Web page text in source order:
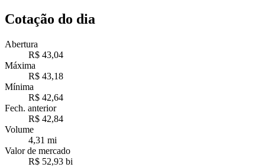
Cotação do dia
Abertura
R$ 43,04
Máxima
R$ 43,18
Mínima
R$ 42,64
Fech. anterior
R$ 42,84
Volume
4,31 mi
Valor de mercado
R$ 52,93 bi